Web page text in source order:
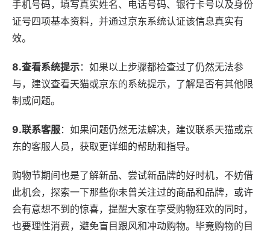
手机号码，填写真实姓名、电话号码、银行卡号以及身份
证号四项基本资料，并通过京东系统认证该信息真实有
效。
8.查看系统提示：如果以上步骤都检查过了仍然无法参
与，建议查看天猫或京东的系统提示，了解是否有其他限
制或问题。
9.联系客服：如果问题仍然无法解决，建议联系天猫或京
东的客服人员，获取更详细的帮助和指导。
购物节期间也是了解新品、尝试新品牌的好时机，不妨借
此机会，探索一下那些你未曾关注过的商品和品牌，或许
会有意想不到的惊喜，提醒大家在享受购物狂欢的同时，
也要理性消费，避免盲目跟风和冲动购物。毕竟购物的目